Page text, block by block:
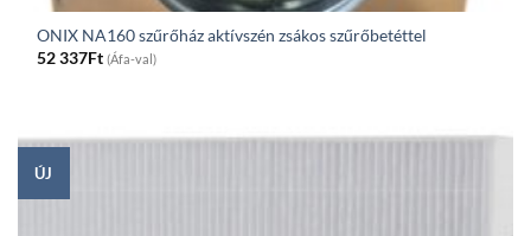
ONIX NA160 szűrőház aktívszén zsákos szűrőbetéttel
52 337Ft (Áfa-val)
ÚJ